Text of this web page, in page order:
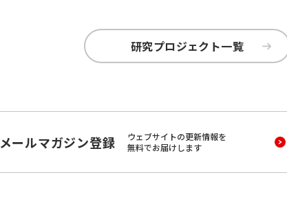
研究プロジェクト一覧
メールマガジン登録
ウェブサイトの更新情報を
無料でお届けします